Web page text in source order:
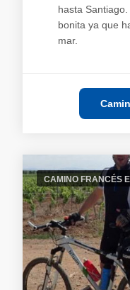
hasta
bonita ya que
mar.
CAMINO FRANCÉS